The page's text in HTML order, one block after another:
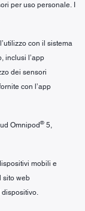
per uso personale. I
con il sistema
inclusi l’app
dei sensori
con l’app
Omnipod® 5,
mobili e
sito web